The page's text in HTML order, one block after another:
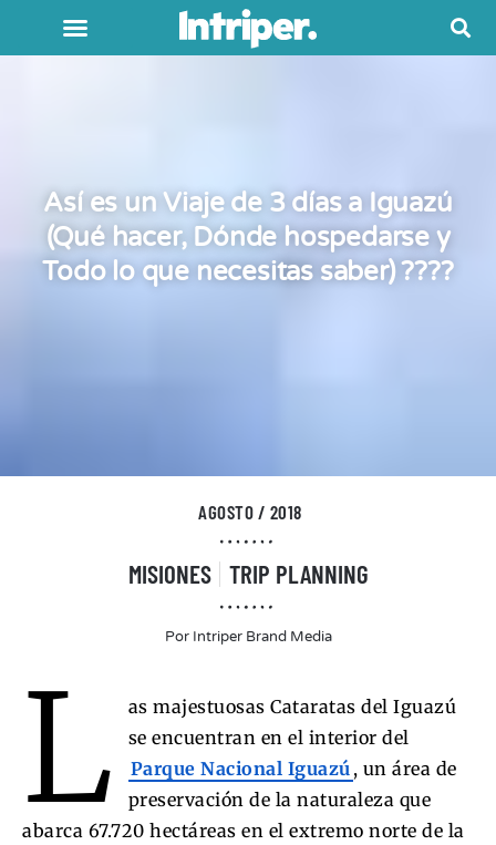
Así es un Viaje de 3 días a Iguazú
(Qué hacer, Dónde hospedarse y
Todo lo que necesitas saber) ????
AGOSTO / 2018
MISIONES TRIP PLANNING
PorIntriper Brand Media
L
as majestuosas Cataratas del Iguazú
se encuentran en el interior del
Parque Nacional Iguazú , un área de
preservación de la naturaleza que
abarca 67.720 hectáreas en el extremo norte de la